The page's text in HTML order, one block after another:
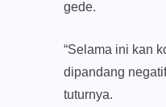
gede.
“Selama ini kan
dipandang
tuturnya.